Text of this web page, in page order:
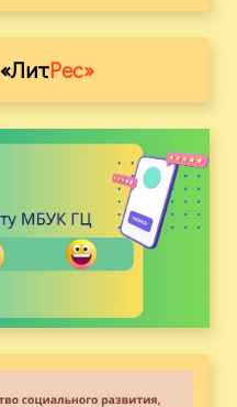
«ЛитРес»